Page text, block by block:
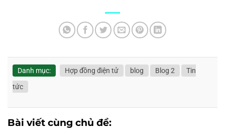
Danh mục: Hợp đồng điện tử blog Blog 2
Tin
tức
Bài viết cùng chủ đề: